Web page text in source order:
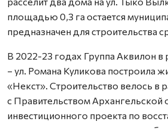
площадью 0,3 га остается
предназначен для строительства
В 2022-23 годах Группа Аквилон в
– ул. Романа Куликова построила
«Некст». Строительство велось в
с Правительством Архангельской
инвестиционного проекта по
граждан пострадавших от